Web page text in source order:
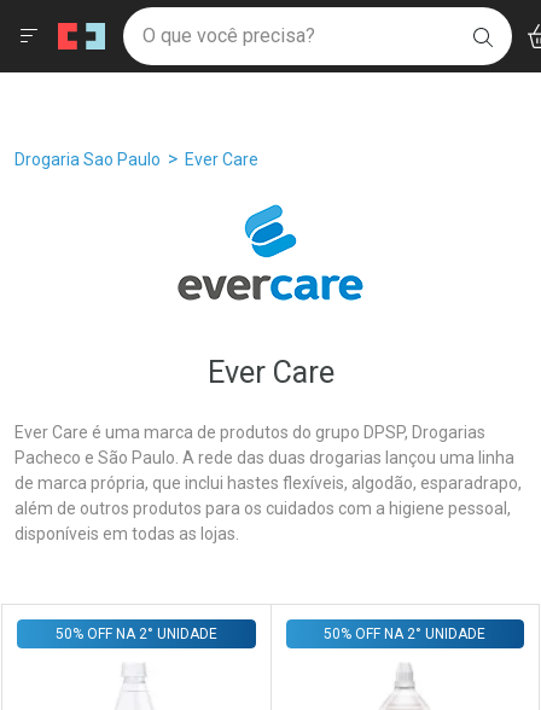
Drogaria São Paulo
Ir direto para a home
pela página
Ir direto para o conteúdo
Ir direto para a busca
Ir direto para a notificações
Faça a sua busca
O que você precisa?
Menu
Breadcrumb
Drogaria Sao Paulo Ever Care
Ever Care
Ever Care é uma marca de produtos do grupo DPSP, Drogarias
Pacheco e São Paulo. A rede das duas drogarias lançou uma linha
de marca própria, que inclui hastes flexíveis, algodão, esparadrapo,
além de outros produtos para os cuidados com a higiene pessoal,
disponíveis em todas as lojas.
Prateleira
50% OFF NA 2° UNIDADE 50% OFF NA 2° UNIDADE
Âncoras
Filtros Ordenar por